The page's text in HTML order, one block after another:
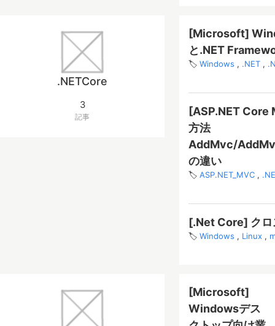
.NETCore
3
記事
[Microsoft]
と.NET
Windows .NET
[ASP.NET Core
方法
AddMvc/
の違い
ASP.NET_MVC
[.Net Core] ク
Windows Linux
[Microsoft]
Windowsデス